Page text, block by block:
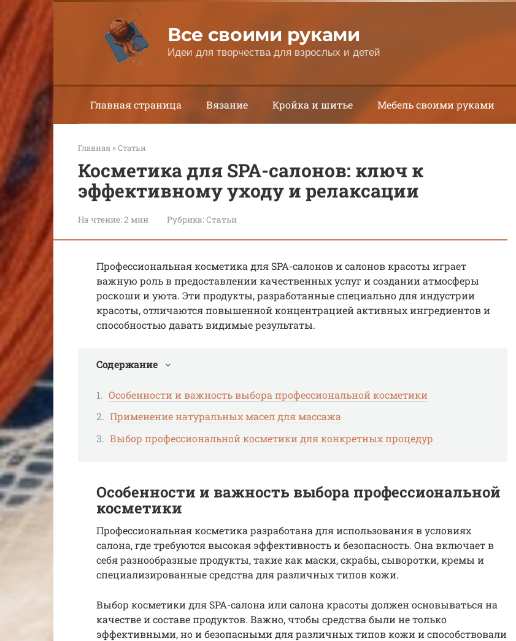
Перейти
контенту
Все своими руками
Идеи для творчества для взрослых и детей
Главная страница Вязание Кройка и шитье Мебель своими руками
Главная »Статьи
Косметика для SPA-салонов: ключ к
эффективному уходу и релаксации
На чтение:2 мин Рубрика:Статьи
Профессиональная косметика для SPA-салонов и салонов красоты играет
важную роль в предоставлении качественных услуг и создании атмосферы
роскоши и уюта. Эти продукты, разработанные специально для индустрии
красоты, отличаются повышенной концентрацией активных ингредиентов и
способностью давать видимые результаты.
Содержание
Особенности и важность выбора профессиональной косметики
Применение натуральных масел для массажа
Выбор профессиональной косметики для конкретных процедур
Особенности и важность выбора профессиональной
косметики
Профессиональная косметика разработана для использования в условиях
салона, где требуются высокая эффективность и безопасность. Она включает в
себя разнообразные продукты, такие как маски, скрабы, сыворотки, кремы и
специализированные средства для различных типов кожи.
Выбор косметики для SPA-салона или салона красоты должен основываться на
качестве и составе продуктов. Важно, чтобы средства были не только
эффективными, но и безопасными для различных типов кожи и способствовали